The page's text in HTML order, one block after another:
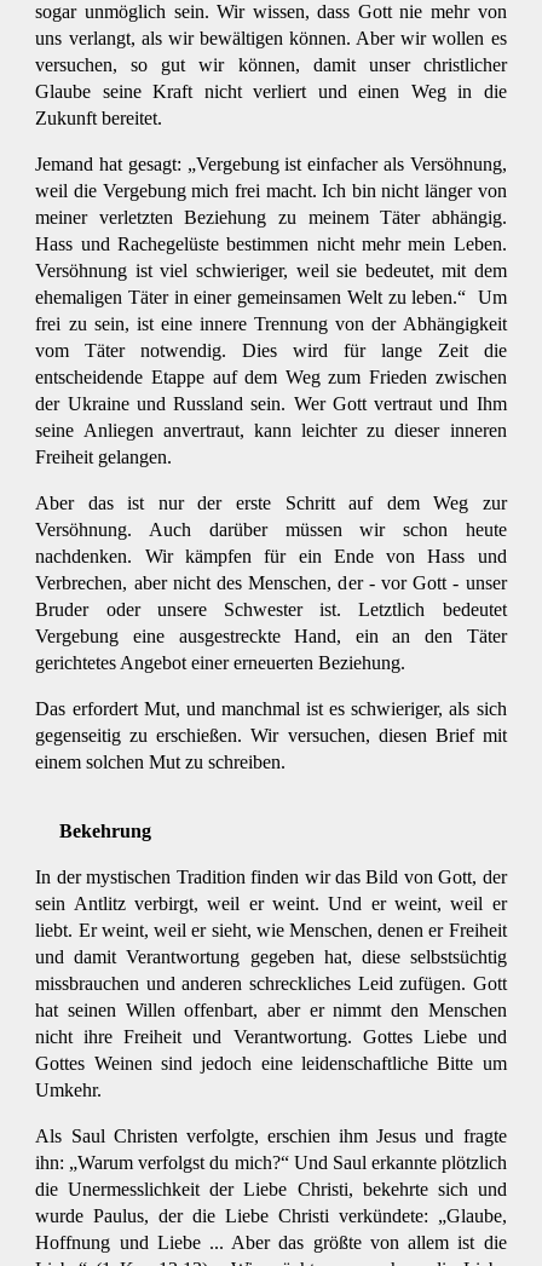
sogar unmöglich sein. Wir wissen, dass Gott nie mehr von
uns verlangt, als wir bewältigen können. Aber wir wollen es
versuchen, so gut wir können, damit unser christlicher
Glaube seine Kraft nicht verliert und einen Weg in die
Zukunft bereitet.
Jemand hat gesagt: „Vergebung ist einfacher als Versöhnung,
weil die Vergebung mich frei macht. Ich bin nicht länger von
meiner verletzten Beziehung zu meinem Täter abhängig.
Hass und Rachegelüste bestimmen nicht mehr mein Leben.
Versöhnung ist viel schwieriger, weil sie bedeutet, mit dem
ehemaligen Täter in einer gemeinsamen Welt zu leben.“ Um
frei zu sein, ist eine innere Trennung von der Abhängigkeit
vom Täter notwendig. Dies wird für lange Zeit die
entscheidende Etappe auf dem Weg zum Frieden zwischen
der Ukraine und Russland sein. Wer Gott vertraut und Ihm
seine Anliegen anvertraut, kann leichter zu dieser inneren
Freiheit gelangen.
Aber das ist nur der erste Schritt auf dem Weg zur
Versöhnung. Auch darüber müssen wir schon heute
nachdenken. Wir kämpfen für ein Ende von Hass und
Verbrechen, aber nicht des Menschen, der - vor Gott - unser
Bruder oder unsere Schwester ist. Letztlich bedeutet
Vergebung eine ausgestreckte Hand, ein an den Täter
gerichtetes Angebot einer erneuerten Beziehung.
Das erfordert Mut, und manchmal ist es schwieriger, als sich
gegenseitig zu erschießen. Wir versuchen, diesen Brief mit
einem solchen Mut zu schreiben.
Bekehrung
In der mystischen Tradition finden wir das Bild von Gott, der
sein Antlitz verbirgt, weil er weint. Und er weint, weil er
liebt. Er weint, weil er sieht, wie Menschen, denen er Freiheit
und damit Verantwortung gegeben hat, diese selbstsüchtig
missbrauchen und anderen schreckliches Leid zufügen. Gott
hat seinen Willen offenbart, aber er nimmt den Menschen
nicht ihre Freiheit und Verantwortung. Gottes Liebe und
Gottes Weinen sind jedoch eine leidenschaftliche Bitte um
Umkehr.
Als Saul Christen verfolgte, erschien ihm Jesus und fragte
ihn: „Warum verfolgst du mich?“ Und Saul erkannte plötzlich
die Unermesslichkeit der Liebe Christi, bekehrte sich und
wurde Paulus, der die Liebe Christi verkündete: „Glaube,
Hoffnung und Liebe ... Aber das größte von allem ist die